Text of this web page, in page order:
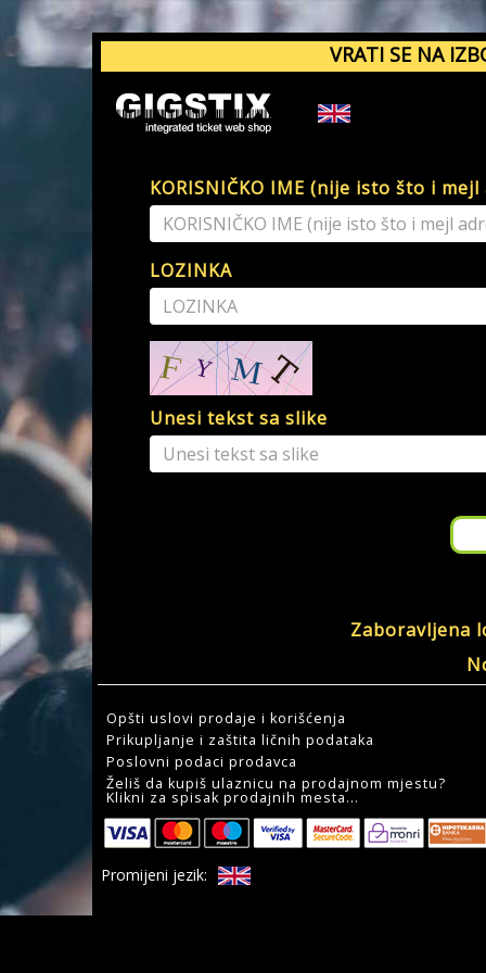
VRATI SE NA
KORISNIČKO IME (nije isto što i mejl
LOZINKA
Unesi tekst sa slike
Zaboravljena
Opšti uslovi prodaje i korišćenja
Prikupljanje i zaštita ličnih podataka
Poslovni podaci prodavca
Želiš da kupiš ulaznicu na prodajnom mjestu?
Klikni za spisak prodajnih mesta...
Promijeni jezik: